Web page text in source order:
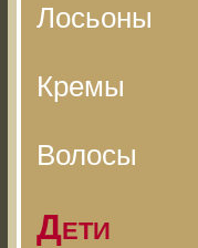
Лосьоны
Кремы
Волосы
Дети